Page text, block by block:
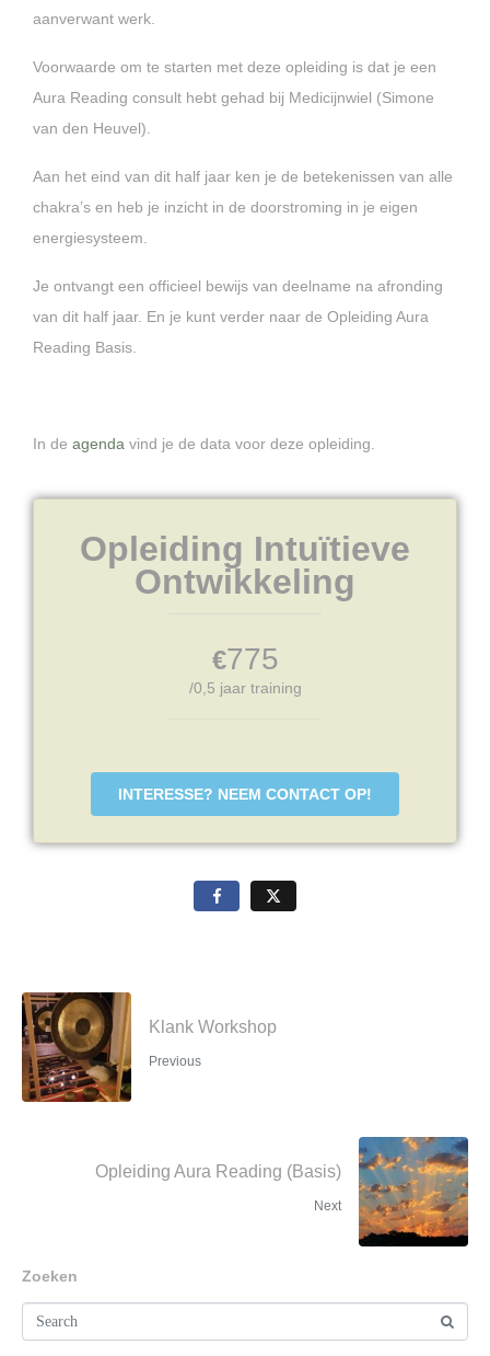
aanverwant werk.
Voorwaarde om te starten met deze opleiding is dat je een
Aura Reading consult hebt gehad bij Medicijnwiel (Simone
van den Heuvel).
Aan het eind van dit half jaar ken je de betekenissen van alle
chakra’s en heb je inzicht in de doorstroming in je eigen
energiesysteem.
Je ontvangt een officieel bewijs van deelname na afronding
van dit half jaar. En je kunt verder naar de Opleiding Aura
Reading Basis.
In de agenda vind je de data voor deze opleiding.
Opleiding Intuïtieve
Ontwikkeling
€775
/0,5 jaar training
INTERESSE? NEEM CONTACT OP!
Klank Workshop
Previous
Opleiding Aura Reading (Basis)
Next
Zoeken